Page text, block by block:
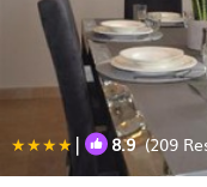
| 8.9(209